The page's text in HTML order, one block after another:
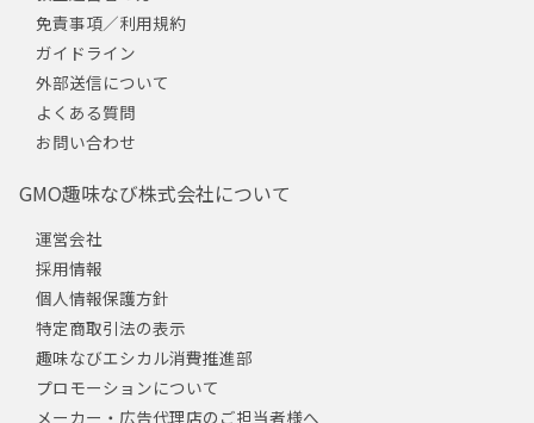
免責事項／利用規約
ガイドライン
外部送信について
よくある質問
お問い合わせ
GMO趣味なび株式会社について
運営会社
採用情報
個人情報保護方針
特定商取引法の表示
趣味なびエシカル消費推進部
プロモーションについて
メーカー・広告代理店のご担当者様へ